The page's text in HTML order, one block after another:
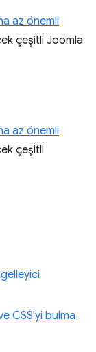
az önemli
çeşitli Joomla
az önemli
çeşitli
CSS'yi bulma